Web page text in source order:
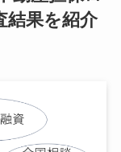
結果を紹介